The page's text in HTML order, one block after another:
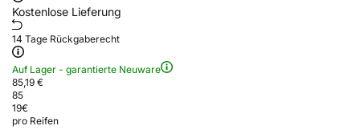
Kostenlose Lieferung
14 Tage Rückgaberecht
Auf Lager - garantierte Neuware
85,19 €
85
19€
pro Reifen